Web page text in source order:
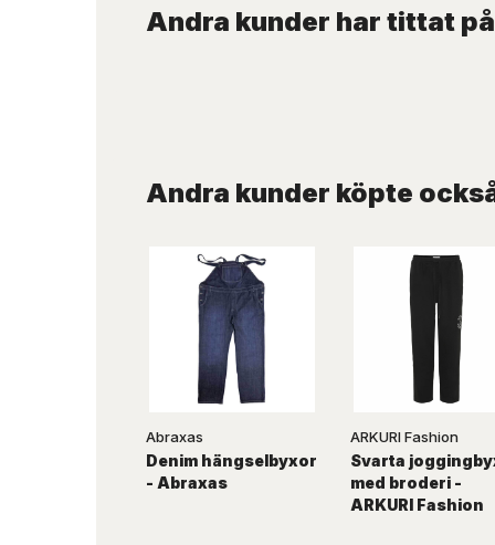
Andra kunder har tittat på
Andra kunder köpte
Abraxas
Denim hängselbyxor
- Abraxas
ARKURI Fashion
Svarta
med broderi -
ARKURI Fashion